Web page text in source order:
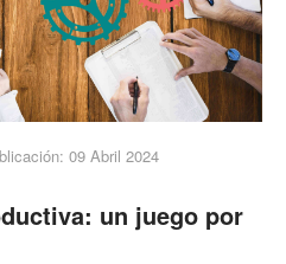
09 Abril 2024
un juego por